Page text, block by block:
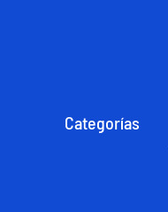
Categorías